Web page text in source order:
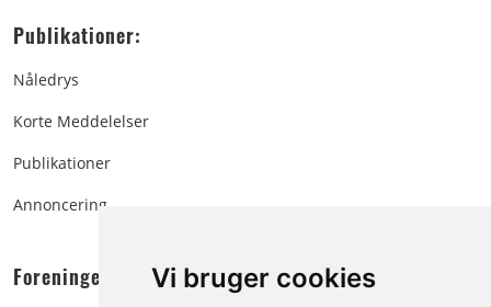
Vi bruger cookies
Publikationer:
Nåledrys
Korte Meddelelser
Publikationer
Annoncering
Foreningen: